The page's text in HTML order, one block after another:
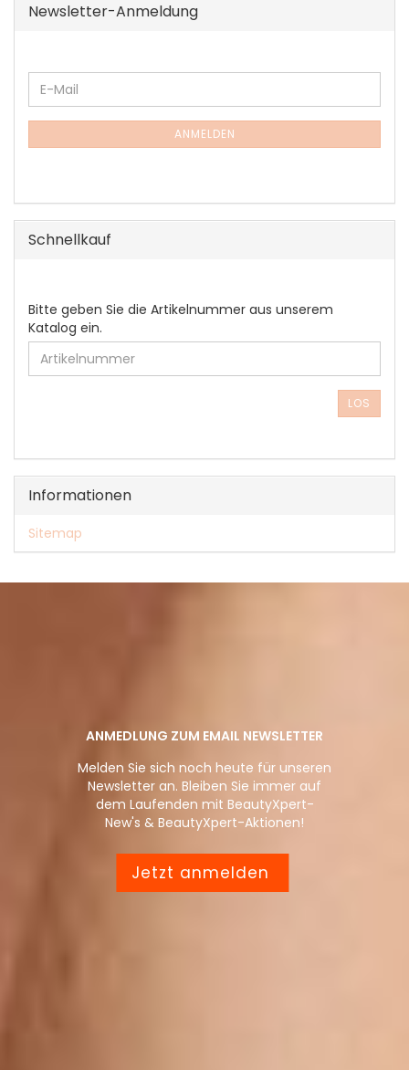
Newsletter-Anmeldung
WEITER
ZUR
NEWSLETTER-
E-
Mail
ANMELDEN
Schnellkauf
BITTE
GEBEN
SIE
DIE
ARTIKELNUMMER
EIN.
Bitte geben Sie die Artikelnummer aus unserem
Katalog ein.
LOS
Informationen
Sitemap
ANMEDLUNG ZUM EMAIL NEWSLETTER
Melden Sie sich noch heute für unseren
Newsletter an. Bleiben Sie immer auf
dem Laufenden mit BeautyXpert-
New's & BeautyXpert-Aktionen!
Jetzt anmelden